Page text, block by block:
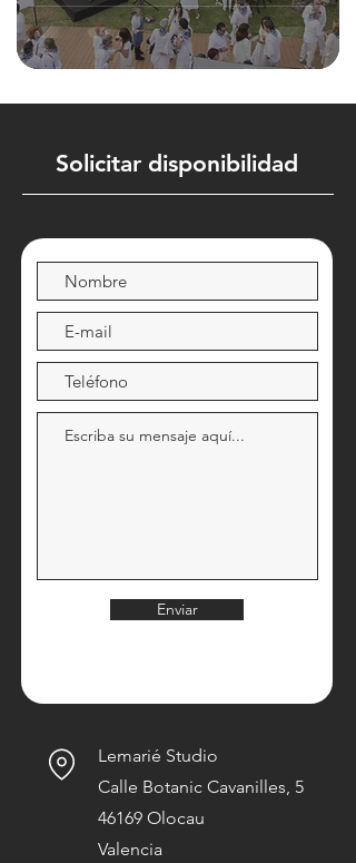
Solicitar disponibilidad
Enviar
Lemarié Studio
Calle Botanic Cavanilles, 5
46169 Olocau
Valencia